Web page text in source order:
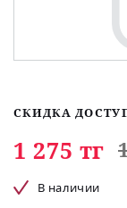
СКИДКА
1 275 тг
В наличии